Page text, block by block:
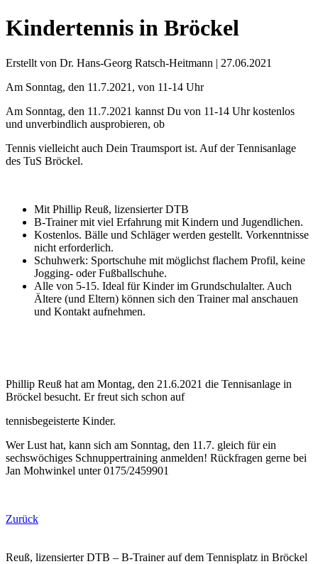
Kindertennis in Bröckel
Erstellt von Dr. Hans-Georg Ratsch-Heitmann | 27.06.2021
Am Sonntag, den 11.7.2021, von 11-14 Uhr
Am Sonntag, den 11.7.2021 kannst Du von 11-14 Uhr kostenlos
und unverbindlich ausprobieren, ob
Tennis vielleicht auch Dein Traumsport ist. Auf der Tennisanlage
des TuS Bröckel.
Mit Phillip Reuß, lizensierter DTB
B-Trainer mit viel Erfahrung mit Kindern und Jugendlichen.
Kostenlos. Bälle und Schläger werden gestellt. Vorkenntnisse
nicht erforderlich.
Schuhwerk: Sportschuhe mit möglichst flachem Profil, keine
Jogging- oder Fußballschuhe.
Alle von 5-15. Ideal für Kinder im Grundschulalter. Auch
Ältere (und Eltern) können sich den Trainer mal anschauen
und Kontakt aufnehmen.
Phillip Reuß hat am Montag, den 21.6.2021 die Tennisanlage in
Bröckel besucht. Er freut sich schon auf
tennisbegeisterte Kinder.
Wer Lust hat, kann sich am Sonntag, den 11.7. gleich für ein
sechswöchiges Schnuppertraining anmelden! Rückfragen gerne bei
Jan Mohwinkel unter 0175/2459901
Zurück
Reuß, lizensierter DTB – B-Trainer auf dem Tennisplatz in Bröckel